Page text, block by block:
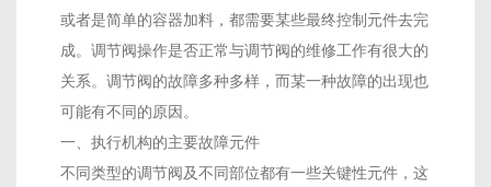
或者是简单的容器加料，都需要某些最终控制元件去完
成。调节阀操作是否正常与调节阀的维修工作有很大的
关系。调节阀的故障多种多样，而某一种故障的出现也
可能有不同的原因。
一、执行机构的主要故障元件
不同类型的调节阀及不同部位都有一些关键性元件，这